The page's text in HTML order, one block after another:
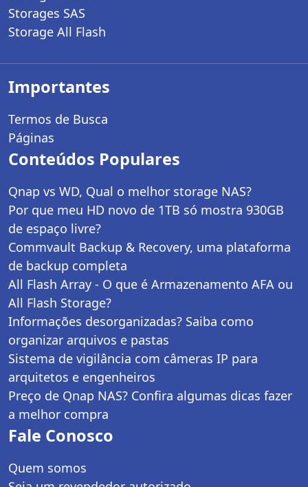
Storages SAS
Storage All Flash
Importantes
Termos de Busca
Páginas
Conteúdos Populares
Qnap vs WD, Qual o melhor storage NAS?
Por que meu HD novo de 1TB só mostra 930GB
de espaço livre?
Commvault Backup & Recovery, uma plataforma
de backup completa
All Flash Array - O que é Armazenamento AFA ou
All Flash Storage?
Informações desorganizadas? Saiba como
organizar arquivos e pastas
Sistema de vigilância com câmeras IP para
arquitetos e engenheiros
Preço de Qnap NAS? Confira algumas dicas fazer
a melhor compra
Fale Conosco
Quem somos